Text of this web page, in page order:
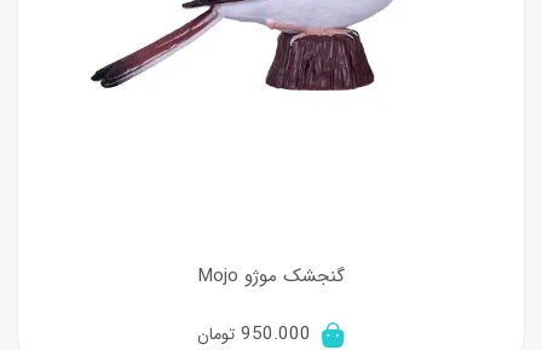
گنجشک موژو Mojo
950.000 تومان